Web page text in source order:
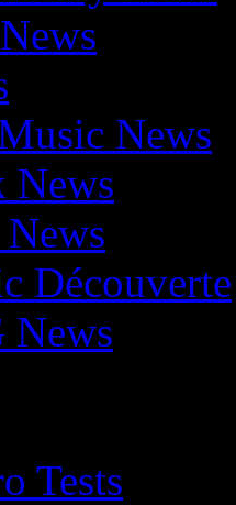
News
News
Découverte
News
Tests